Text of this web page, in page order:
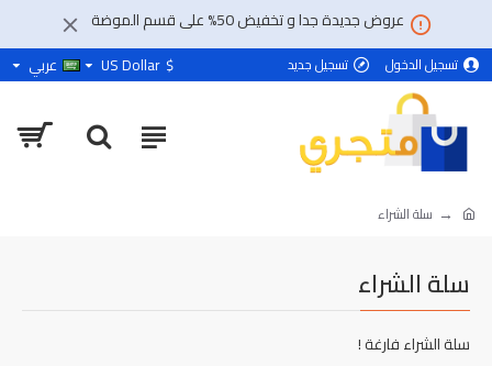
عروض جديدة جدا و تخفيض 50% على قسم الموضة
تسجيل الدخول تسجيل جديد $
US Dollar عربي
سلة الشراء
سلة الشراء
سلة الشراء فارغة !